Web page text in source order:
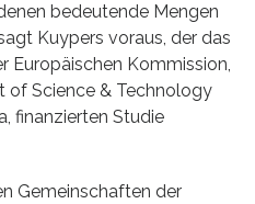
bedeutende Mengen
Kuypers voraus, der das
Europäischen Kommission,
of Science & Technology
finanzierten Studie
Gemeinschaften der